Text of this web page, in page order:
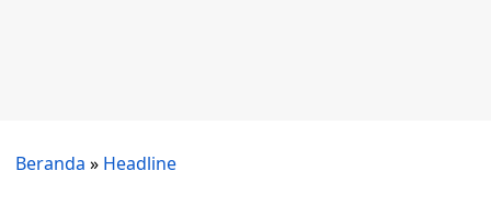
Beranda » Headline